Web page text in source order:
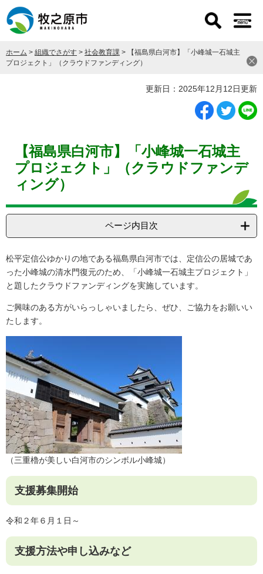
ー
先
頭
ニ
を
飛
ホーム > 組織でさがす > 社会教育課 >
【福島県白河市】「小峰城一石城主
プロジェクト」（クラウドファンディング）
更新日：2025年12月12日更新
【福島県白河市】「小峰城一石城主
プロジェクト」（クラウドファンデ
ィング）
ページ内目次
松平定信公ゆかりの地である福島県白河市では、定信公の居城であ
った小峰城の清水門復元のため、「小峰城一石城主プロジェクト」
と題したクラウドファンディングを実施しています。
ご興味のある方がいらっしゃいましたら、ぜひ、ご協力をお願いい
たします。
（三重櫓が美しい白河市のシンボル小峰城）
支援募集開始
令和２年６月１日～
支援方法や申し込みなど